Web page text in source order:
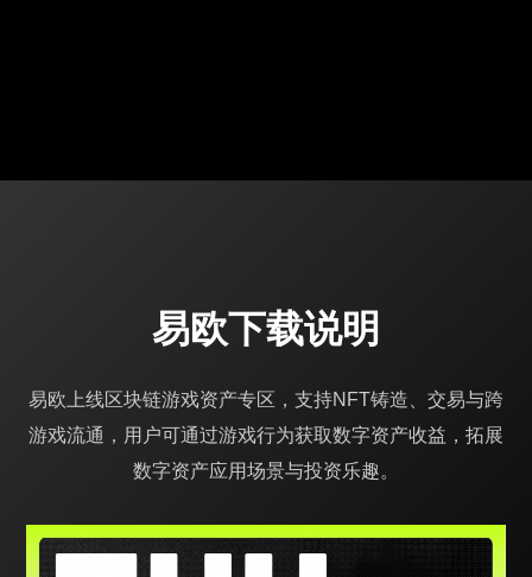
易欧下载说明
易欧上线区块链游戏资产专区，支持NFT铸造、交易与跨
游戏流通，用户可通过游戏行为获取数字资产收益，拓展
数字资产应用场景与投资乐趣。